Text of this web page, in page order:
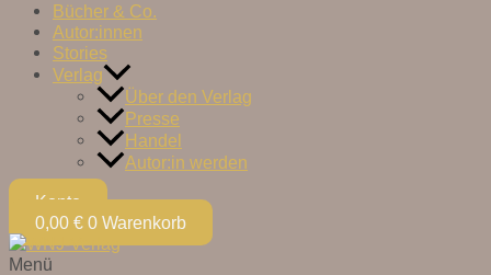
Bücher & Co.
Autor:innen
Stories
Verlag
Über den Verlag
Presse
Handel
Autor:in werden
Konto
0,00 € 0 Warenkorb
Menü